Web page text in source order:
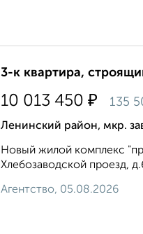
3-к квартира,
10 013 450 ₽ 135
Ленинский район, мкр.
Новый жилой комплекс
Хлебозаводской проезд,
Агентство, 05.08.2026